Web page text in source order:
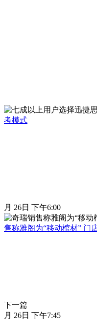
考模式
月 26日 下午6:00
售称雅阁为“移动棺材” 门
下一篇
月 26日 下午7:45